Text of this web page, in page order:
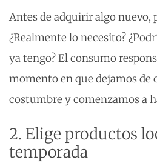
Antes de adquirir algo nuevo,
¿Realmente lo necesito?
ya tengo? El consumo
momento en que dejamos de
costumbre y comenzamos a
2. Elige productos
temporada